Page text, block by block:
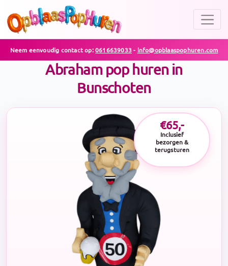
Neem eenvoudig contact op:0616639033- info@opblaaspophuren.com
Abraham pop huren in
Bunschoten
€65,-
Inclusief
bezorgen &
terugsturen